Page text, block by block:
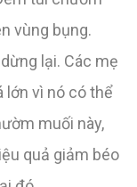
vùng bụng.
lại. Các mẹ
lớn vì nó có thể
muối này,
quả giảm béo